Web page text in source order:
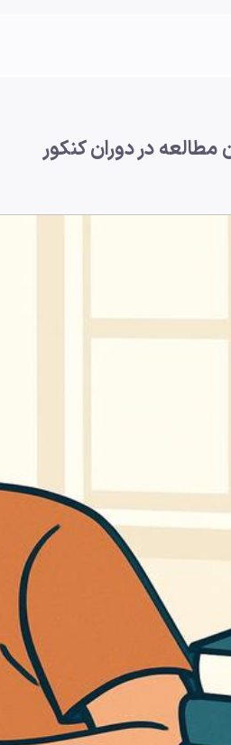
در دوران کنکور